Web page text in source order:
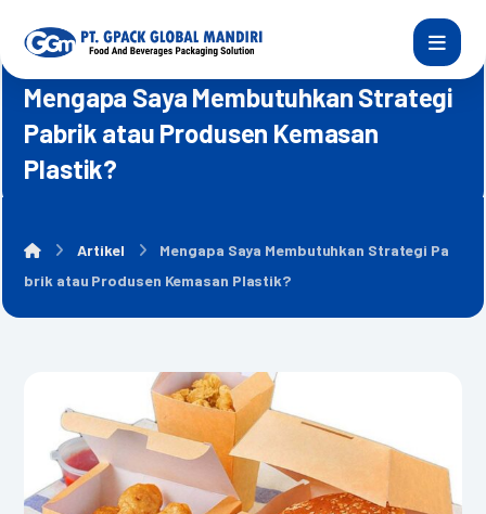
Mengapa Saya Membutuhkan Strategi
Pabrik atau Produsen Kemasan
Plastik?
Artikel
Mengapa Saya Membutuhkan Strategi Pa
brik atau Produsen Kemasan Plastik?